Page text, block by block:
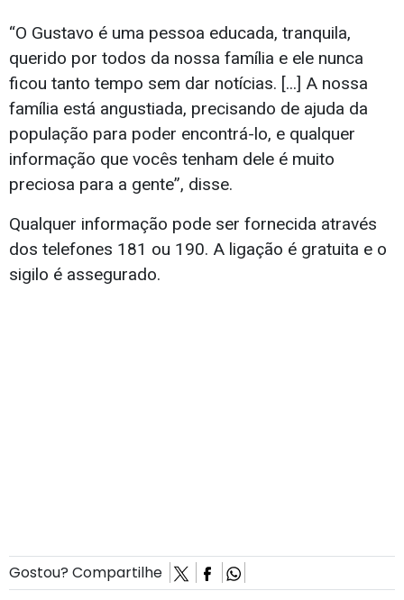
“O Gustavo é uma pessoa educada, tranquila,
querido por todos da nossa família e ele nunca
ficou tanto tempo sem dar notícias. [...] A nossa
família está angustiada, precisando de ajuda da
população para poder encontrá-lo, e qualquer
informação que vocês tenham dele é muito
preciosa para a gente”, disse.
Qualquer informação pode ser fornecida através
dos telefones 181 ou 190. A ligação é gratuita e o
sigilo é assegurado.
Gostou? Compartilhe